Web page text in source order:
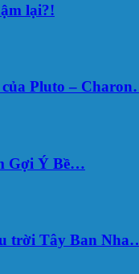
lại?!
Pluto –
Gợi Ý Bề…
trời Tây Ban